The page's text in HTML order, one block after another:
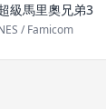
級馬里奧兄弟3
/ Famicom